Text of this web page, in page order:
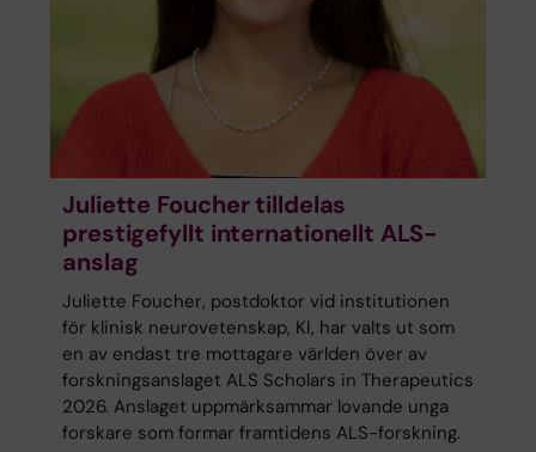
Juliette Foucher tilldelas
prestigefyllt internationellt ALS-
anslag
Juliette Foucher, postdoktor vid institutionen
för klinisk neurovetenskap, KI, har valts ut som
en av endast tre mottagare världen över av
forskningsanslaget ALS Scholars in Therapeutics
2026. Anslaget uppmärksammar lovande unga
forskare som formar framtidens ALS-forskning.